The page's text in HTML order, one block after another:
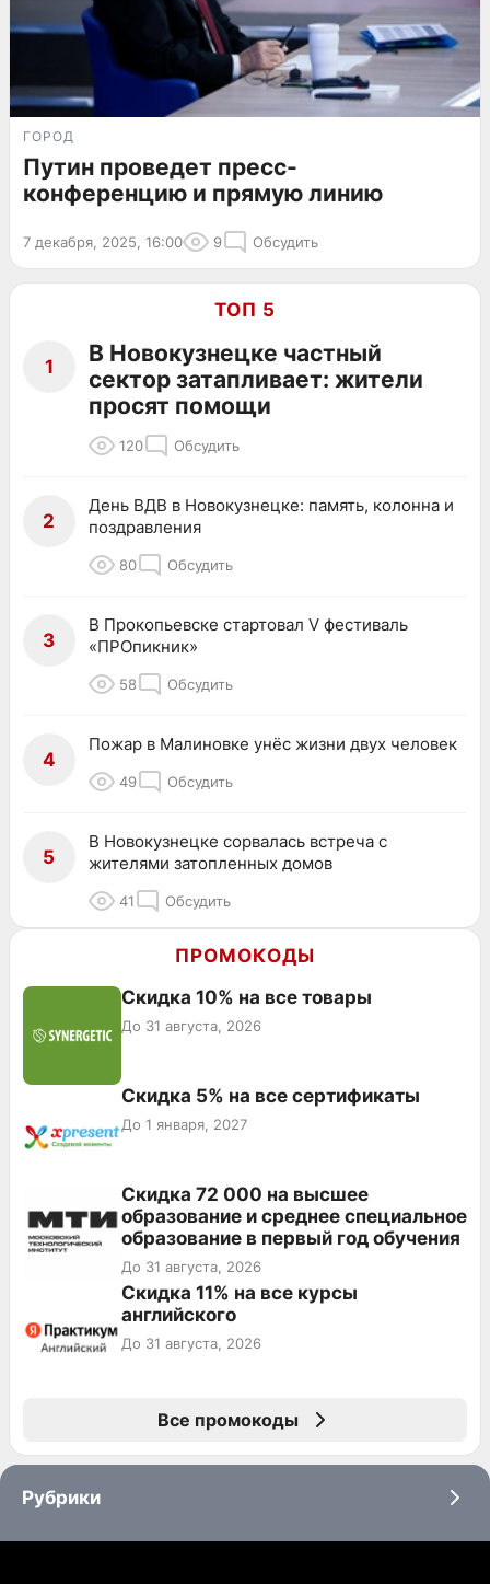
ГОРОД
Путин проведет пресс-
конференцию и прямую линию
7 декабря, 2025, 16:00 9 Обсудить
ТОП 5
1
В Новокузнецке частный
сектор затапливает: жители
просят помощи
120 Обсудить
2
День ВДВ в Новокузнецке: память, колонна и
поздравления
80 Обсудить
3
В Прокопьевске стартовал V фестиваль
«ПРОпикник»
58 Обсудить
4
Пожар в Малиновке унёс жизни двух человек
49 Обсудить
5
В Новокузнецке сорвалась встреча с
жителями затопленных домов
41 Обсудить
ПРОМОКОДЫ
Скидка 10% на все товары
До 31 августа, 2026
Скидка 5% на все сертификаты
До 1 января, 2027
Скидка 72 000 на высшее
образование и среднее специальное
образование в первый год обучения
До 31 августа, 2026
Скидка 11% на все курсы
английского
До 31 августа, 2026
Все промокоды
Рубрики